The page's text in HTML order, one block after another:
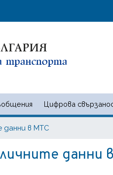
Цифрова
и
данни в МТС
данни